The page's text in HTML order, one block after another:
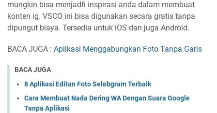
mungkin bisa menjadfi inspirasi anda dalam membuat
konten ig. VSCO ini bisa digunakan secara gratis tanpa
dipungut biaya. Tersedia untuk iOS dan juga Android.
BACA JUGA : Aplikasi Menggabungkan Foto Tanpa Garis
BACA JUGA
8 Aplikasi Editan Foto Selebgram Terbaik
Cara Membuat Nada Dering WA Dengan Suara Google
Tanpa Aplikasi